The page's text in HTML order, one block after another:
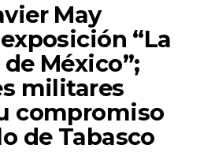
May
“La
México”;
militares
compromiso
de Tabasco